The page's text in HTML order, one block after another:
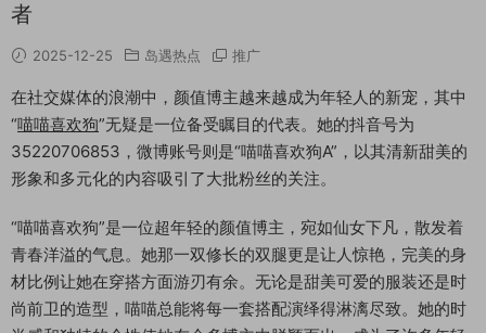
者
2025-12-25 岛遇热点 推广
在社交媒体的浪潮中，颜值博主越来越成为年轻人的新宠，其中
“喵喵喜欢狗”无疑是一位备受瞩目的代表。她的抖音号为
35220706853，微博账号则是“喵喵喜欢狗A”，以其清新甜美的
形象和多元化的内容吸引了大批粉丝的关注。
“喵喵喜欢狗”是一位超年轻的颜值博主，宛如仙女下凡，散发着
青春洋溢的气息。她那一双修长的双腿更是让人惊艳，完美的身
材比例让她在穿搭方面游刃有余。无论是甜美可爱的服装还是时
尚前卫的造型，喵喵总能将每一套搭配演绎得淋漓尽致。她的时